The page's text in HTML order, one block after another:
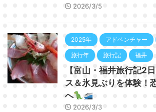
2026/3/5
2025年 アドベンチャー
旅行年 旅行記 福井
【富山・福井旅行記2
ス＆氷見ぶりを体験！
へ
2026/3/3